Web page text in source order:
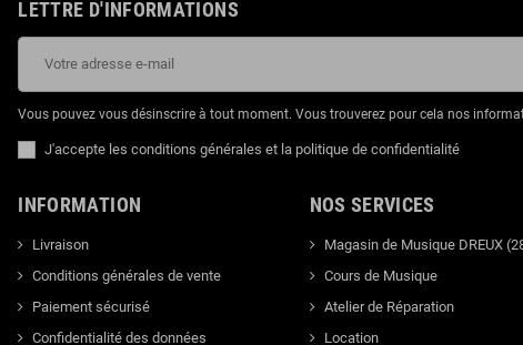
LETTRE D'INFORMATIONS
Vous pouvez vous désinscrire à tout moment. Vous trouverez pour cela nos
J'accepte les conditions générales et la politique de confidentialité
INFORMATION
Livraison
Conditions générales de vente
Paiement sécurisé
Confidentialité des données
NOS SERVICES
Magasin de Musique DREUX
Cours de Musique
Atelier de Réparation
Location